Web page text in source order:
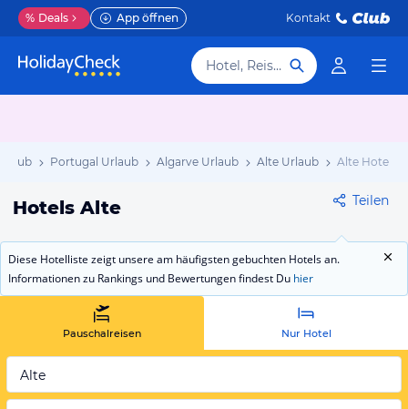
% Deals App öffnen Kontakt
Hotel, Reiseziel
Portugal Urlaub Algarve Urlaub Alte Urlaub Alte Hotels
Hotels Alte Teilen
Diese Hotelliste zeigt unsere am häufigsten gebuchten Hotels an.
Informationen zu Rankings und Bewertungen findest Du hier
Pauschalreisen Nur Hotel
Alte